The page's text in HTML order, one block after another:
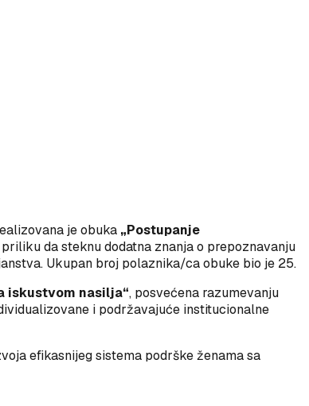
je obuka „Postupanje
da steknu dodatna znanja o prepoznavanju
Ukupan broj polaznika/ca obuke bio je 25.
iskustvom nasilja“, posvećena razumevanju
i podržavajuće institucionalne
efikasnijeg sistema podrške ženama sa